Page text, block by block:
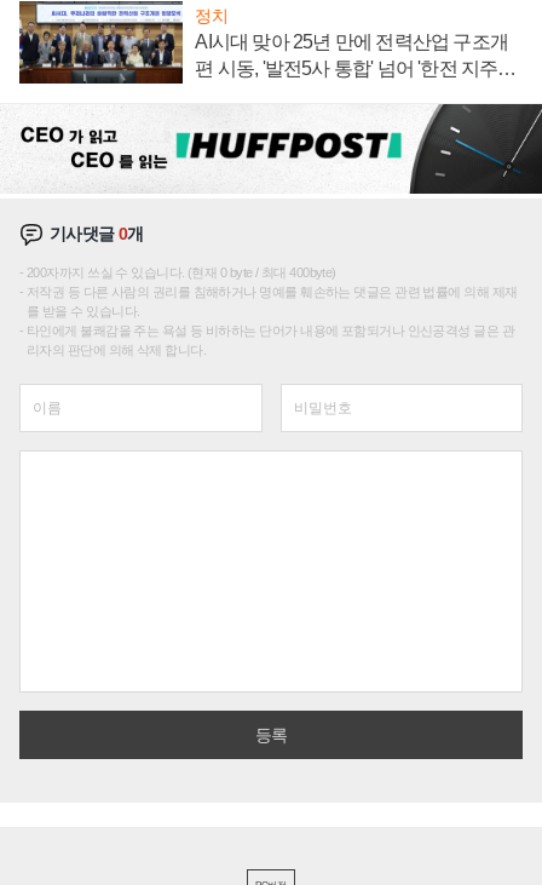
정치
AI시대 맞아 25년 만에 전력산업 구조개
편 시동, '발전5사 통합' 넘어 '한전 지주사'
기사댓글0개
200자까지 쓰실 수 있습니다. (현재 0 byte / 최대 400byte)
저작권 등 다른 사람의 권리를 침해하거나 명예를 훼손하는 댓글은 관련 법률에 의해 제재
를 받을 수 있습니다.
타인에게 불쾌감을 주는 욕설 등 비하하는 단어가 내용에 포함되거나 인신공격성 글은 관
리자의 판단에 의해 삭제 합니다.